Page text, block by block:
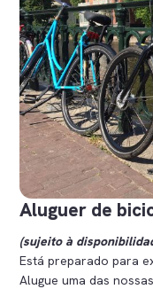
Aluguer de
(sujeito à
Está preparado para
Alugue uma das